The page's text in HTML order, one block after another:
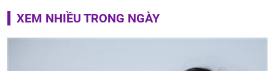
XEM NHIỀU TRONG NGÀY